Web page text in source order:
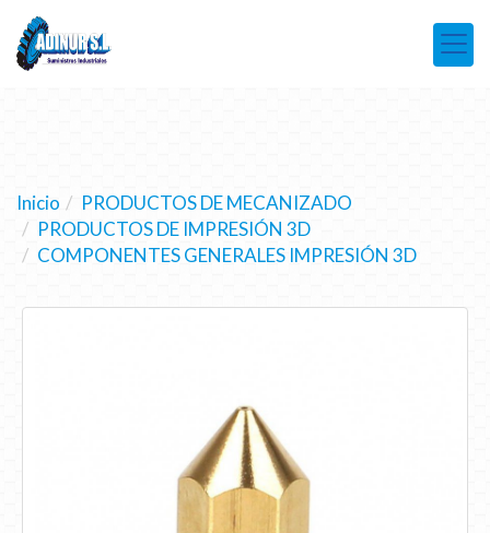
Inicio
PRODUCTOS DE MECANIZADO
PRODUCTOS DE IMPRESIÓN 3D
COMPONENTES GENERALES IMPRESIÓN 3D